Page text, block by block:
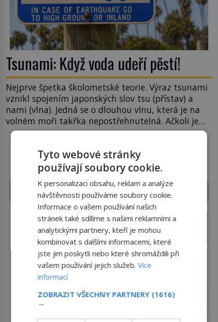
Tsunami: Když voda udeří pěstí!
Nejprve špetka školometské teorie. Výraz tsunami
vznikl spojením japonských slov tsu (přístav) a
nami (vlna). Jedná se o dlouhou vlnu, která je na
volném moři takřka nepostřehnutelná. Ačkoli je
vlnová délka tsunami i 300 kilometrů, výška vlny
podobné obří vlny obávat i v Evropě? Vznik
tsunami si […]
DALŠÍ ČLÁNKY Z RUBRIKY ›
Tyto webové stránky
používají soubory cookie.
K personalizaci obsahu, reklam a analýze
návštěvnosti používáme soubory cookie.
Informace o vašem používání našich
stránek také sdílíme s našimi reklamními a
analytickými partnery, kteří je mohou
kombinovat s dalšími informacemi, které
jste jim poskytli nebo které shromáždili při
vašem používání jejich služeb.Více
informací
ZOBRAZIT VŠECHNY PARTNERY (1616)
→